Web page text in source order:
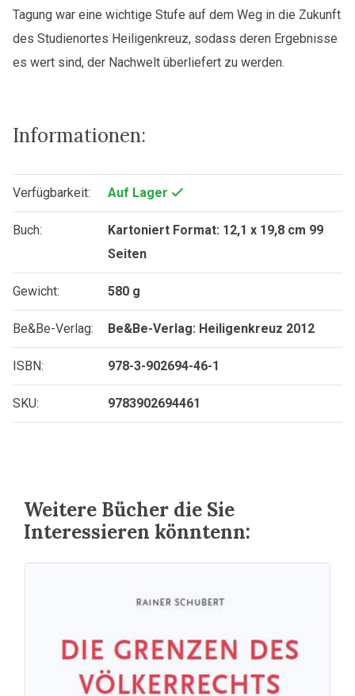
Tagung war eine wichtige Stufe auf dem Weg in die Zukunft
des Studienortes Heiligenkreuz, sodass deren Ergebnisse
es wert sind, der Nachwelt überliefert zu werden.
Informationen:
Verfügbarkeit: Auf Lager
Buch:
Kartoniert Format: 12,1 x 19,8 cm 99
Seiten
Gewicht: 580 g
Be&Be-Verlag: Be&Be-Verlag: Heiligenkreuz 2012
ISBN: 978-3-902694-46-1
SKU: 9783902694461
Weitere Bücher die Sie
Interessieren könntenn: